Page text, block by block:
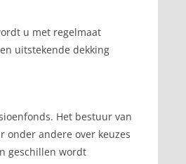
u met regelmaat
uitstekende dekking
Het bestuur van
onder andere over keuzes
geschillen wordt